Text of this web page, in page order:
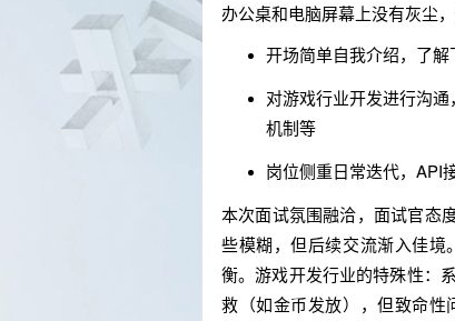
办公桌和电脑屏幕上没有灰尘
开场简单自我介绍，了
对游戏行业开发进行沟
机制等
岗位侧重日常迭代，API
本次面试氛围融洽，面试官态
些模糊，但后续交流渐入佳
衡。游戏开发行业的特殊性：
救（如金币发放），但致命